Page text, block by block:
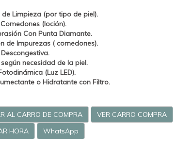
de Limpieza (por tipo de piel).
(loción).
Con Punta Diamante.
de Impurezas ( comedones).
necesidad de la piel.
(Luz LED).
o Hidratante con Filtro.
AL CARRO DE COMPRA
VER CARRO COMPRA
HORA
WhatsApp